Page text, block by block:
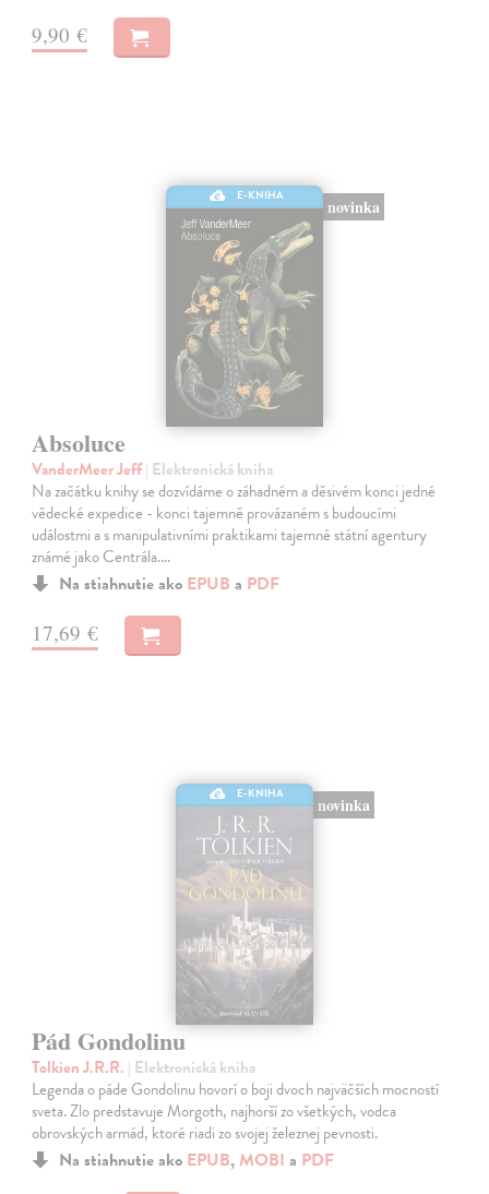
9,90 €
E-KNIHA
novinka
Absoluce
VanderMeer Jeff| Elektronická kniha
Na začátku knihy se dozvídáme o záhadném a děsivém konci jedné
vědecké expedice - konci tajemně provázaném s budoucími
událostmi a s manipulativními praktikami tajemné státní agentury
známé jako Centrála.…
Na stiahnutie ako EPUB a PDF
17,69 €
E-KNIHA
novinka
Pád Gondolinu
Tolkien J.R.R. | Elektronická kniha
Legenda o páde Gondolinu hovorí o boji dvoch najväčších mocností
sveta. Zlo predstavuje Morgoth, najhorší zo všetkých, vodca
obrovských armád, ktoré riadi zo svojej železnej pevnosti.
Na stiahnutie ako EPUB, MOBI a PDF